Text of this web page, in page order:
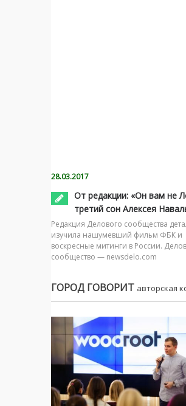
28.03.2017
От редакции: «Он вам не
третий сон Алексея
Редакция Делового сообщества
изучила нашумевший фильм ФБК и
воскресные митинги в России.
сообщество — newsdelo.com
ГОРОД ГОВОРИТ авторская